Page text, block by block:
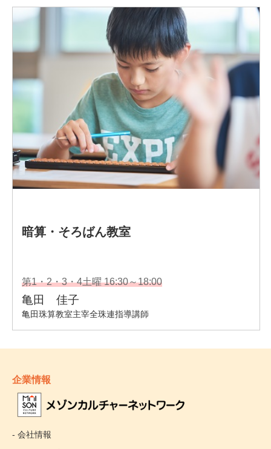
企業情報
- 会社情報